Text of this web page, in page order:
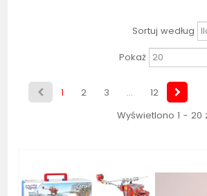
Sortuj według
Pokaż
1 2 3 ...
12
Wyświetlono 1 -